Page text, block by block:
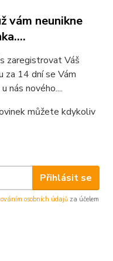
vám neunikne
zaregistrovat Váš
za 14 dní se Vám
nás nového....
můžete kdykoliv
Přihlásit se
osobních údajů za účelem